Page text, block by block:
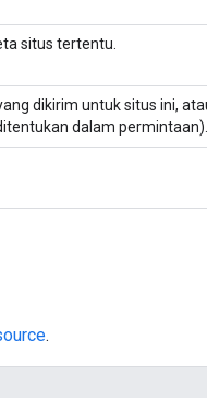
situs tertentu.
dikirim untuk situs ini,
dalam permintaan).
.